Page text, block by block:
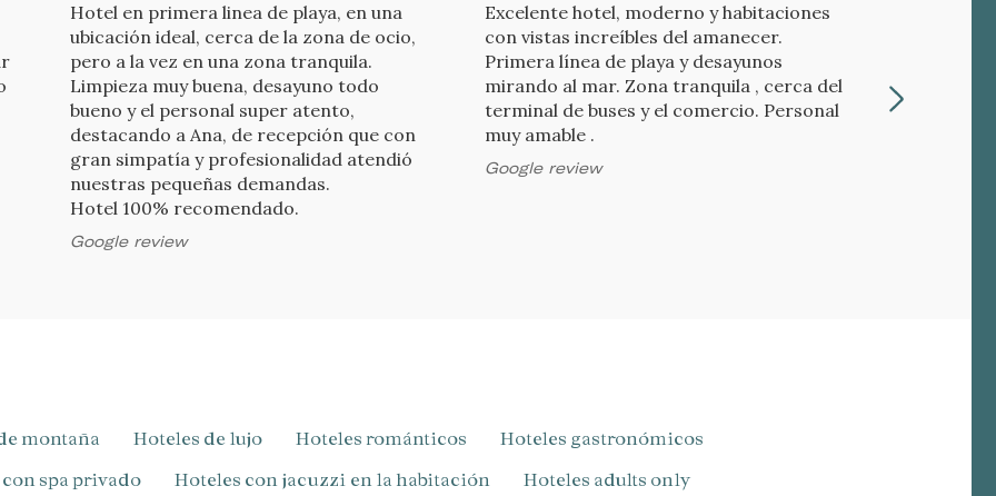
Hotel en primera linea de playa, en una
ubicación ideal, cerca de la zona de ocio,
pero a la vez en una zona tranquila.
Limpieza muy buena, desayuno todo
bueno y el personal super atento,
destacando a Ana, de recepción que con
gran simpatía y profesionalidad atendió
nuestras pequeñas demandas.
Hotel 100% recomendado.
Google review
Excelente hotel, moderno y habitaciones
con vistas increíbles del amanecer.
Primera línea de playa y desayunos
mirando al mar. Zona tranquila , cerca del
terminal de buses y el comercio. Personal
muy amable .
Google review
en la
de montaña Hoteles de lujo Hoteles románticos
Hoteles gastronómicos
con spa privado Hoteles con jacuzzi en la habitación
Hoteles adults only